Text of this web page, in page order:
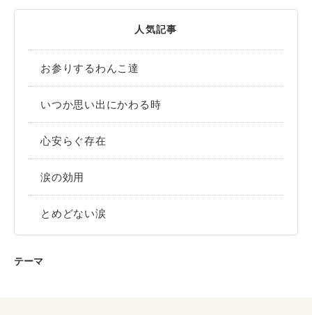
人気記事
お参りするわんこ達
いつか思い出にかわる時
心安らぐ存在
涙の効用
とめどない涙
テーマ